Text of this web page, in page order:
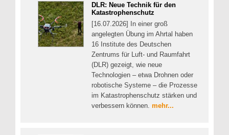
DLR: Neue Technik für den
Katastrophenschutz
[16.07.2026] In einer groß
angelegten Übung im Ahrtal haben
16 Institute des Deutschen
Zentrums für Luft- und Raumfahrt
(DLR) gezeigt, wie neue
Technologien – etwa Drohnen oder
robotische Systeme – die Prozesse
im Katastrophenschutz stärken und
verbessern können. mehr...